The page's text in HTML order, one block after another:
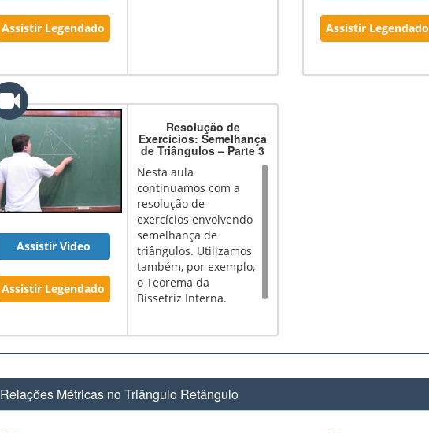
Assistir Legendado Assistir Legendado
Assistir Vídeo
Assistir Legendado
Resolução de
Exercícios: Semelhança
de Triângulos – Parte 3
Nesta aula
continuamos com a
resolução de
exercícios envolvendo
semelhança de
triângulos. Utilizamos
também, por exemplo,
o Teorema da
Bissetriz Interna.
Relações Métricas no Triângulo Retângulo